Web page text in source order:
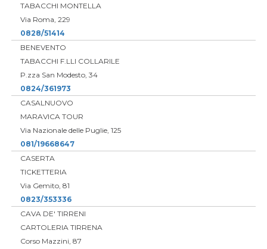
TABACCHI MONTELLA
Via Roma, 229
0828/51414
BENEVENTO
TABACCHI F.LLI COLLARILE
P.zza San Modesto, 34
0824/361973
CASALNUOVO
MARAVICA TOUR
Via Nazionale delle Puglie, 125
081/19668647
CASERTA
TICKETTERIA
Via Gemito, 81
0823/353336
CAVA DE' TIRRENI
CARTOLERIA TIRRENA
Corso Mazzini, 87